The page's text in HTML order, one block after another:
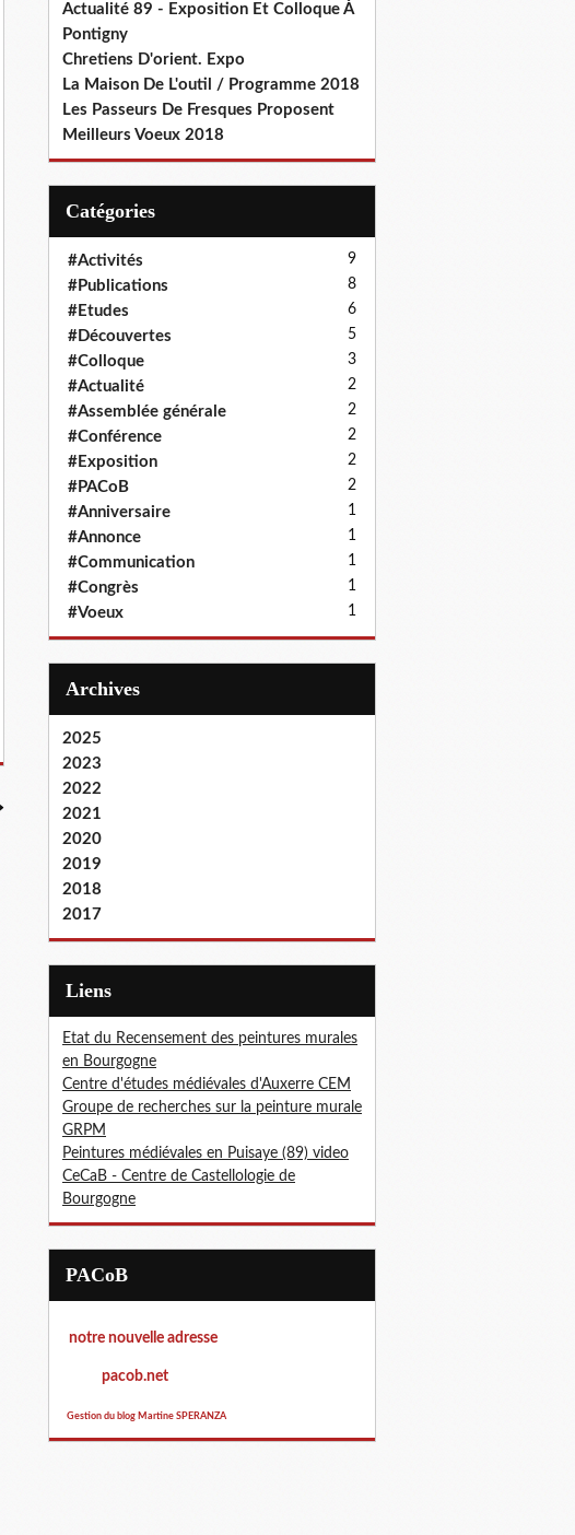
Actualité 89 - Exposition Et Colloque À
Pontigny
Chretiens D'orient. Expo
La Maison De L'outil / Programme 2018
Les Passeurs De Fresques Proposent
Meilleurs Voeux 2018
Catégories
#Activités 9
#Publications 8
#Etudes 6
#Découvertes 5
#Colloque 3
#Actualité 2
#Assemblée générale 2
#Conférence 2
#Exposition 2
#PACoB 2
#Anniversaire 1
#Annonce 1
#Communication 1
#Congrès 1
#Voeux 1
Archives
2025
2023
2022
2021
2020
2019
2018
2017
Liens
Etat du Recensement des peintures murales
en Bourgogne
Centre d'études médiévales d'Auxerre CEM
Groupe de recherches sur la peinture murale
GRPM
Peintures médiévales en Puisaye (89) video
CeCaB - Centre de Castellologie de
Bourgogne
PACoB
notre nouvelle adresse
pacob.net
Gestion du blog Martine SPERANZA